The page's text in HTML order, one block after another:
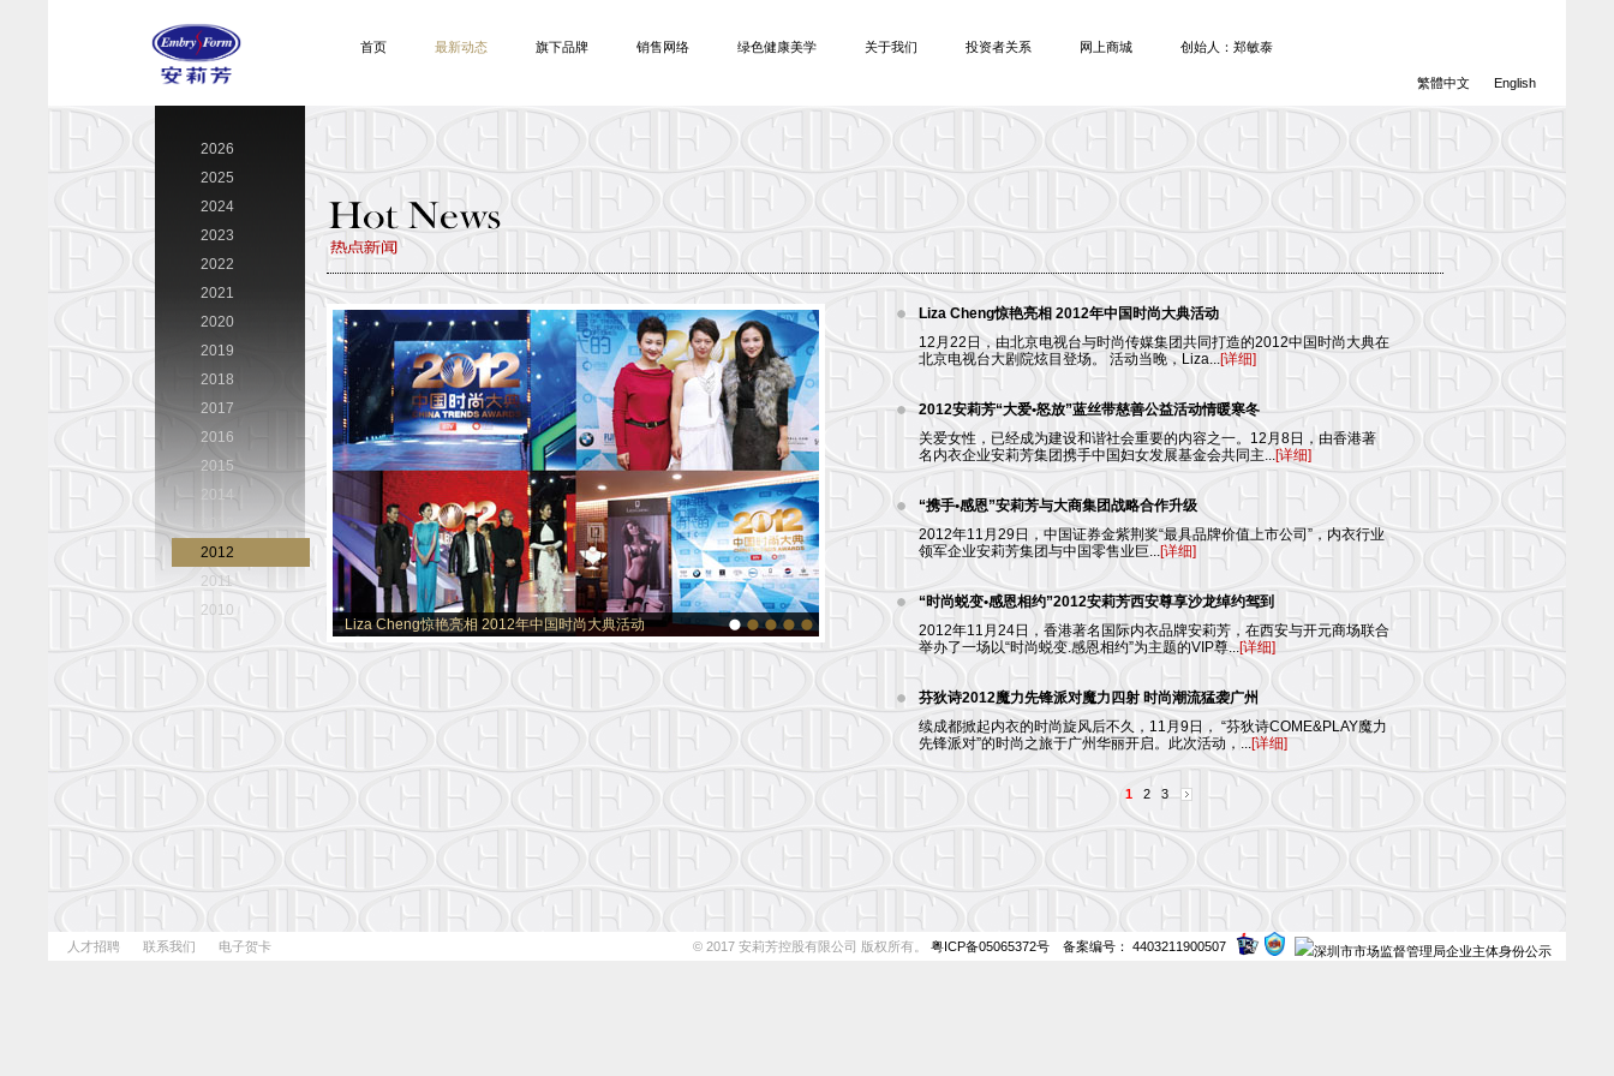
首页 最新动态 旗下品牌 销售网络 绿色健康美学 关于我们 投资者关系 网上商城 创始人：郑敏泰
繁體中文 English
2026
2025
2024
2023
2022
2021
2020
2019
2018
2017
2016
2015
2014
2012
2011
2010
Liza Cheng惊艳亮相 2012年中国时尚大典活动
Liza Cheng惊艳亮相 2012年中国时尚大典活动
12月22日，由北京电视台与时尚传媒集团共同打造的2012中国时尚大典在
北京电视台大剧院炫目登场。 活动当晚，Liza...[详细]
2012安莉芳“大爱•怒放”蓝丝带慈善公益活动情暖寒冬
关爱女性，已经成为建设和谐社会重要的内容之一。12月8日，由香港著
名内衣企业安莉芳集团携手中国妇女发展基金会共同主...[详细]
“携手•感恩”安莉芳与大商集团战略合作升级
2012年11月29日，中国证券金紫荆奖“最具品牌价值上市公司”，内衣行业
领军企业安莉芳集团与中国零售业巨...[详细]
“时尚蜕变•感恩相约”2012安莉芳西安尊享沙龙绰约驾到
2012年11月24日，香港著名国际内衣品牌安莉芳，在西安与开元商场联合
举办了一场以“时尚蜕变.感恩相约”为主题的VIP尊...[详细]
芬狄诗2012魔力先锋派对魔力四射 时尚潮流猛袭广州
续成都掀起内衣的时尚旋风后不久，11月9日， “芬狄诗COME&PLAY魔力
先锋派对”的时尚之旅于广州华丽开启。此次活动，...[详细]
1 2 3
人才招聘 联系我们 电子贺卡 © 2017 安莉芳控股有限公司 版权所有。 粤ICP备05065372号 备案编号： 4403211900507